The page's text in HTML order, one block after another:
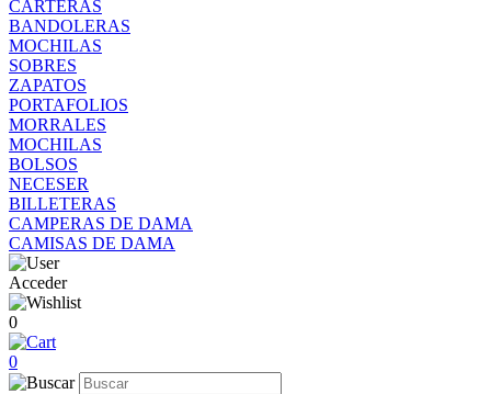
CARTERAS
BANDOLERAS
MOCHILAS
SOBRES
ZAPATOS
PORTAFOLIOS
MORRALES
MOCHILAS
BOLSOS
NECESER
BILLETERAS
CAMPERAS DE DAMA
CAMISAS DE DAMA
Acceder
0
0